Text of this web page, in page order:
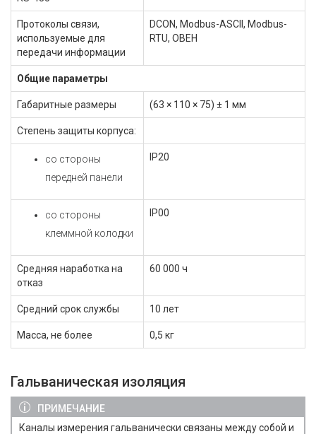
Протоколы связи,
используемые для
передачи информации
DCON, Modbus-ASCII, Modbus-
RTU, ОВЕН
Общие параметры
Габаритные размеры (63 × 110 × 75) ± 1 мм
Степень защиты корпуса:
со стороны
передней панели
IP20
со стороны
клеммной колодки
IP00
Средняя наработка на
отказ
60 000 ч
Средний срок службы 10 лет
Масса, не более 0,5 кг
Гальваническая изоляция
ПРИМЕЧАНИЕ
Каналы измерения гальванически связаны между собой и